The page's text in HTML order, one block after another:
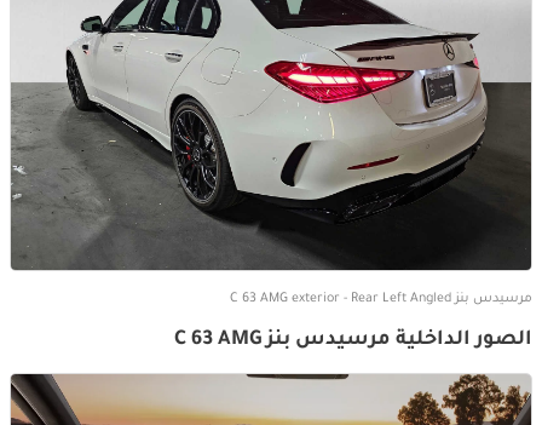
مرسيدس بنز C 63 AMG exterior - Rear Left Angled
الصور الداخلية مرسيدس بنز C 63 AMG